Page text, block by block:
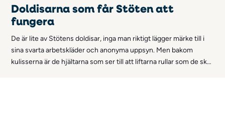
Doldisarna som får Stöten att
fungera
De är lite av Stötens doldisar, inga man riktigt lägger märke till i
sina svarta arbetskläder och anonyma uppsyn. Men bakom
kulisserna är de hjältarna som ser till att liftarna rullar som de ska,